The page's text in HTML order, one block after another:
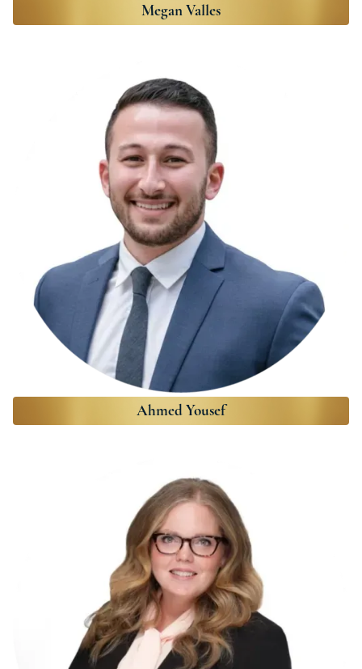
Megan Valles
Ahmed Yousef